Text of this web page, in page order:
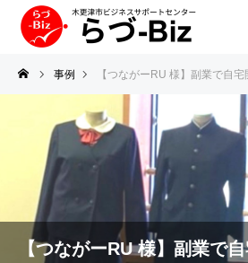
事例 【つながーRU 様】副業で自宅開業
【つながーRU 様】副業で